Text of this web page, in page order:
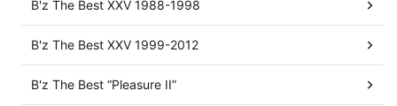
B'z The Best XXV 1988-1998
B'z The Best XXV 1999-2012
B'z The Best “Pleasure II”